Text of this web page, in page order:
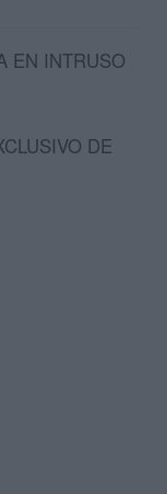
EN INTRUSO
DE